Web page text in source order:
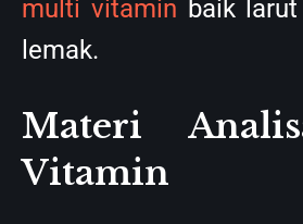
multi vitamin baik
lemak.
Materi
Vitamin